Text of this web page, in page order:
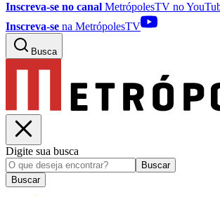
Inscreva-se no canal MetrópolesTV no
Inscreva-se na MetrópolesTV
Busca
Digite sua busca
Buscar
Buscar